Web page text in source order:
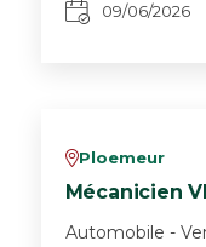
09/06/2026
vPloemeur
Mécanicien
Automobile -